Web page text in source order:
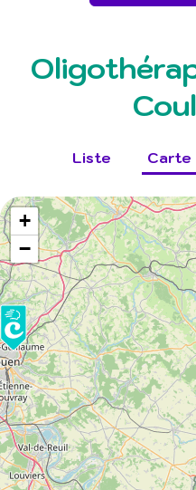
Liste Carte
+
−